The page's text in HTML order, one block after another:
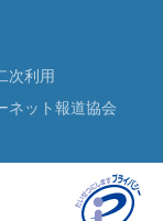
次利用
ネット報道協会